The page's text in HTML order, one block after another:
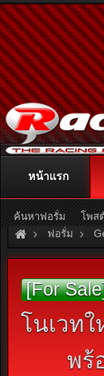
ติดต่อลงโฆษณา
หรืออ่
ฟอรั่ม
สินค้าทั่วไป ไม่มีห
[For
โนเวท
พร้
หน้าแรก
ค้นหาฟอรั่ม โพส